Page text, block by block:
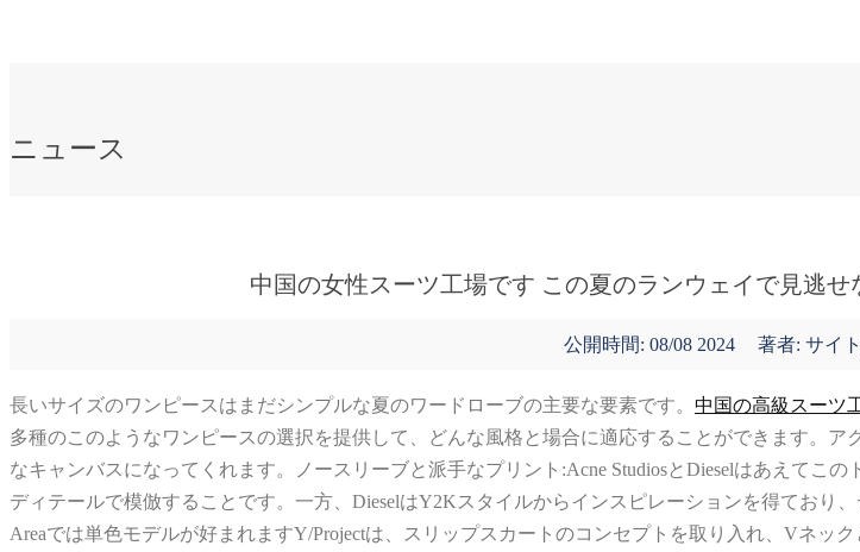
ニュース
中国の女性スーツ工場です この夏のランウェイで見逃
公開時間: 08/08 2024 著者: サイ
長いサイズのワンピースはまだシンプルな夏のワードローブの主要な要素です。 中国の高級スーツ
多種のこのようなワンピースの選択を提供して、どんな風格と場合に適応することができます。
なキャンバスになってくれます。ノースリーブと派手なプリント:Acne StudiosとDieselはあえてこ
ディテールで模倣することです。一方、DieselはY2Kスタイルからインスピレーションを得ており
Areaでは単色モデルが好まれますY/Projectは、スリップスカートのコンセプトを取り入れ、Vネック